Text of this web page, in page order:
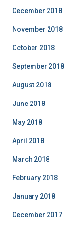
December 2018
November 2018
October 2018
September 2018
August 2018
June 2018
May 2018
April 2018
March 2018
February 2018
January 2018
December 2017